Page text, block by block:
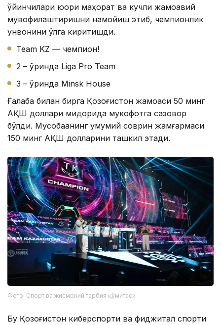
ўйинчилари юқори маҳорат ва кучли жамоавий
мувофиқлаштиришни намойиш этиб, чемпионлик
унвонини қўлга киритишди.
Team KZ — чемпион!
2 – ўринда Liga Pro Team
3 – ўринда Minsk House
Ғалаба билан бирга Қозоғистон жамоаси 50 минг
АҚШ доллари миқдорида мукофотга сазовор
бўлди. Мусобақанинг умумий соврин жамғармаси
150 минг АҚШ долларини ташкил этади.
Фото: Спорт ва жисмоний тарбия қўмитаси
Бу Қозоғистон киберспорти ва фиджитал спорти